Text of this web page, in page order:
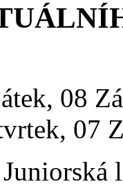
08
07
Juniorská